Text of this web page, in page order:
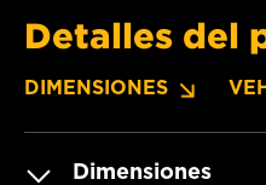
Detalles del
DIMENSIONES
Dimensiones